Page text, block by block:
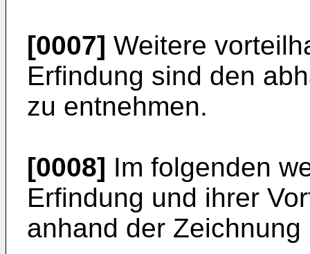
[0007] Weitere
Erfindung sind den
zu entnehmen.
[0008] Im folgenden
Erfindung und ihrer
anhand der